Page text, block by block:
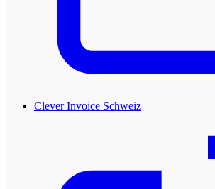
Clever Invoice Schweiz